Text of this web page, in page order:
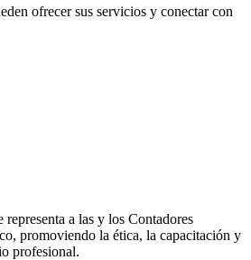
ofrecer sus servicios y conectar con
a las y los Contadores
promoviendo la ética, la capacitación y
profesional.